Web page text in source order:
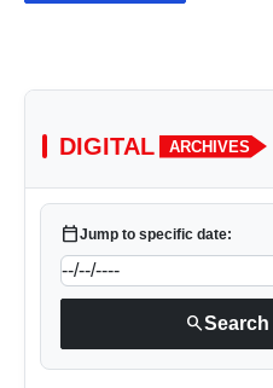
DIGITAL ARCHIVES
calendar_todayJump to specific date:
search